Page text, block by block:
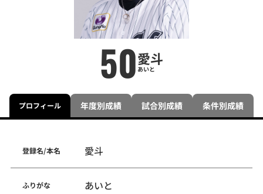
50愛斗
あいと
プロフィール 年度別成績 試合別成績 条件別成績
登録名/本名 愛斗
ふりがな あいと